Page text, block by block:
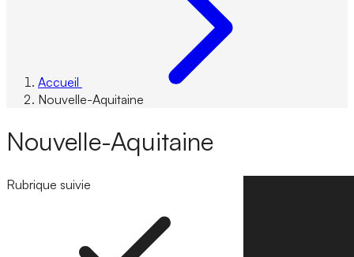
Accueil
Nouvelle-Aquitaine
Nouvelle-Aquitaine
Rubrique suivie